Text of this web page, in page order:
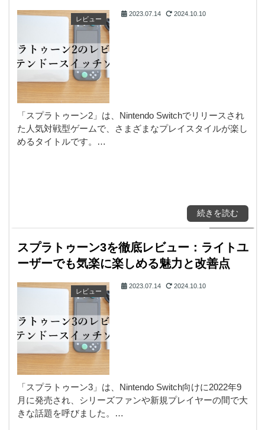
レビュー
2023.07.14 2024.10.10
「スプラトゥーン2」は、Nintendo Switchでリリースされ
た人気対戦型ゲームで、さまざまなプレイスタイルが楽し
めるタイトルです。…
続きを読む
スプラトゥーン3を徹底レビュー：ライトユ
ーザーでも気楽に楽しめる魅力と改善点
レビュー
2023.07.14 2024.10.10
「スプラトゥーン3」は、Nintendo Switch向けに2022年9
月に発売され、シリーズファンや新規プレイヤーの間で大
きな話題を呼びました。…